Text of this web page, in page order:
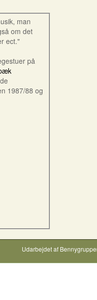
man
om det
ect."
på
1987/88 og
Udarbejdet af